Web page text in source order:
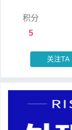
积分
5
关注TA